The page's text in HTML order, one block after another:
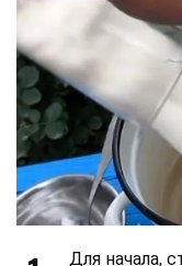
Для начала,